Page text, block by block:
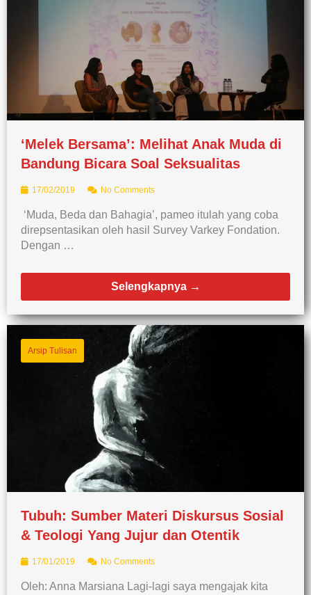
‘Melek Bersama’: Melihat Anak Muda di
Bandung Bicara Soal Seksualitas
17/02/2019 No Comments
‘Muda, Beda dan Bahagia’, pameo itulah yang coba
direpsentasikan oleh hasil Survey Varkey Fondation.
Dengan …
Selengkapnya →
Arsip Tulisan
Tubuh: Sumber Materi Diskursus Sosial
& Teologi Yang Jujur dan Otentik
17/01/2019 No Comments
Oleh: Anna Marsiana Lagi-lagi saya mengajak kita